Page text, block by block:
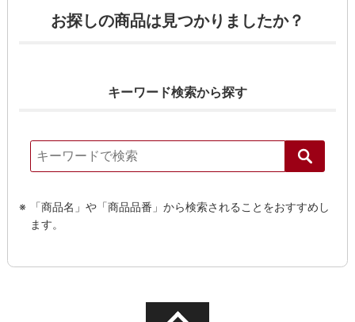
お探しの商品は見つかりましたか？
キーワード検索から探す
「商品名」や「商品品番」から検索されることをおすすめし
ます。